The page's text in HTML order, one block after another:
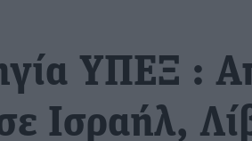
ΥΠΕΞ :
Ισραήλ,